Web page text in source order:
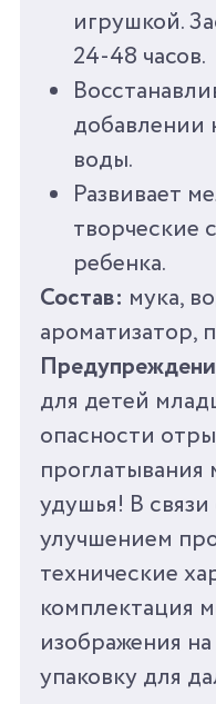
игрушкой.
24-48 часов.
добавлении
воды.
Развивает
творческие
ребенка.
Состав: мука,
ароматизатор,
для детей
опасности
проглатывания
удушья! В
улучшением
технические
комплектация
изображения
упаковку для
СТРАНА
ПРОИЗВОДИТЕЛЬ